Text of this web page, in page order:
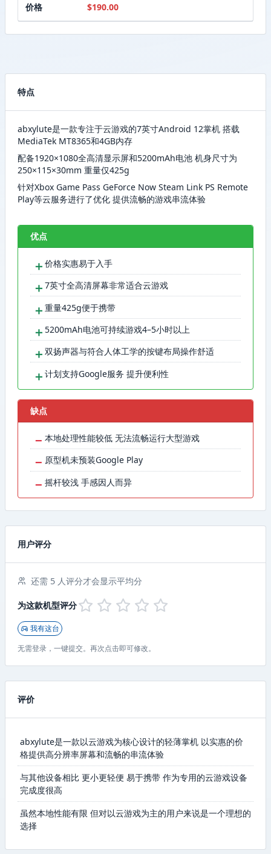
价格 $190.00
特点
abxylute是一款专注于云游戏的7英寸Android 12掌机 搭载
MediaTek MT8365和4GB内存
配备1920×1080全高清显示屏和5200mAh电池 机身尺寸为
250×115×30mm 重量仅425g
针对Xbox Game Pass GeForce Now Steam Link PS Remote
Play等云服务进行了优化 提供流畅的游戏串流体验
优点
＋ 价格实惠易于入手
＋ 7英寸全高清屏幕非常适合云游戏
＋ 重量425g便于携带
＋ 5200mAh电池可持续游戏4–5小时以上
＋ 双扬声器与符合人体工学的按键布局操作舒适
＋ 计划支持Google服务 提升便利性
缺点
− 本地处理性能较低 无法流畅运行大型游戏
− 原型机未预装Google Play
− 摇杆较浅 手感因人而异
用户评分
还需 5 人评分才会显示平均分
为这款机型评分
我有这台
无需登录，一键提交。再次点击即可修改。
评价
abxylute是一款以云游戏为核心设计的轻薄掌机 以实惠的价
格提供高分辨率屏幕和流畅的串流体验
与其他设备相比 更小更轻便 易于携带 作为专用的云游戏设备
完成度很高
虽然本地性能有限 但对以云游戏为主的用户来说是一个理想的
选择